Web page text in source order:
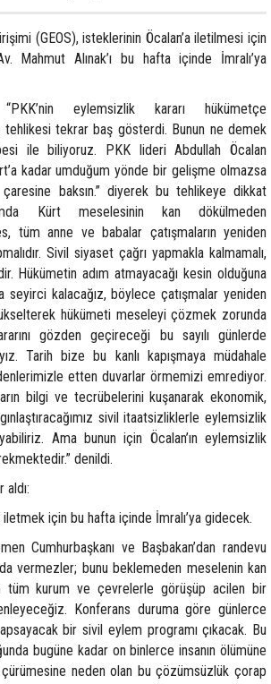
(GEOS), isteklerinin Öcalan’a iletilmesi için
Alınak’ı bu hafta içinde İmralı’ya
eylemsizlik kararı hükümetçe
tehlikesi tekrar baş gösterdi. Bunun ne demek
ile biliyoruz. PKK lideri Abdullah Öcalan
kadar umduğum yönde bir gelişme olmazsa
baksın.” diyerek bu tehlikeye dikkat
Kürt meselesinin kan dökülmeden
tüm anne ve babalar çatışmaların yeniden
Sivil siyaset çağrı yapmakla kalmamalı,
Hükümetin adım atmayacağı kesin olduğuna
kalacağız, böylece çatışmalar yeniden
hükümeti meseleyi çözmek zorunda
gözden geçireceği bu sayılı günlerde
Tarih bize bu kanlı kapışmaya müdahale
etten duvarlar örmemizi emrediyor.
bilgi ve tecrübelerini kuşanarak ekonomik,
sivil itaatsizliklerle eylemsizlik
Ama bunun için Öcalan’ın eylemsizlik
denildi.
aldı:
iletmek için bu hafta içinde İmralı’ya gidecek.
Cumhurbaşkanı ve Başbakan’dan randevu
vermezler; bunu beklemeden meselenin kan
tüm kurum ve çevrelerle görüşüp acilen bir
Konferans duruma göre günlerce
bir sivil eylem programı çıkacak. Bu
bugüne kadar on binlerce insanın ölümüne
neden olan bu çözümsüzlük çorap